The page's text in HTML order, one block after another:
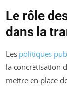
Le rôle
dans la
Les politiques
la concrétisation
mettre en place